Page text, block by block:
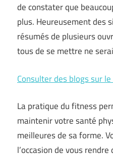
de constater que
plus. Heureusement des
résumés de plusieurs
tous de se mettre ne
Consulter des blogs sur
La pratique du fitness
maintenir votre santé
meilleures de sa forme.
l’occasion de vous